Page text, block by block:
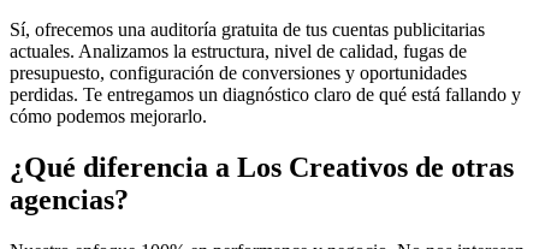
Sí, ofrecemos una auditoría gratuita de tus cuentas publicitarias
actuales. Analizamos la estructura, nivel de calidad, fugas de
presupuesto, configuración de conversiones y oportunidades
perdidas. Te entregamos un diagnóstico claro de qué está fallando y
cómo podemos mejorarlo.
¿Qué diferencia a Los Creativos de otras
agencias?